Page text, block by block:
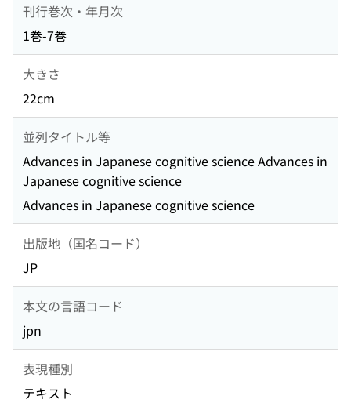
刊行巻次・年月次
1巻-7巻
大きさ
22cm
並列タイトル等
Advances in Japanese cognitive science Advances in
Japanese cognitive science
Advances in Japanese cognitive science
出版地（国名コード）
JP
本文の言語コード
jpn
表現種別
テキスト